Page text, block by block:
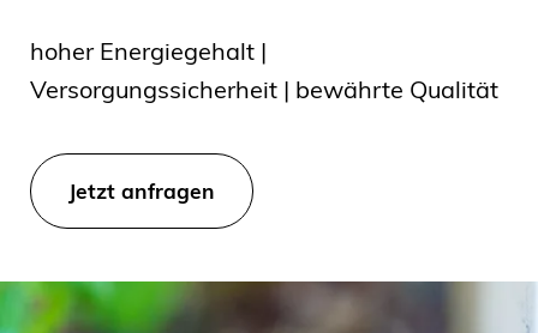
hoher Energiegehalt |
Versorgungssicherheit | bewährte Qualität
Jetzt anfragen